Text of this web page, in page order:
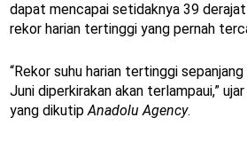
dapat mencapai setidaknya 39
rekor harian tertinggi yang pernah
“Rekor suhu harian tertinggi
Juni diperkirakan akan terlampaui,”
yang dikutipAnadolu Agency.